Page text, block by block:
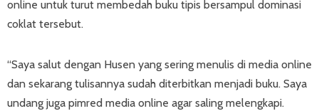
online untuk turut membedah buku tipis bersampul dominasi
coklat tersebut.
“Saya salut dengan Husen yang sering menulis di media online
dan sekarang tulisannya sudah diterbitkan menjadi buku. Saya
undang juga pimred media online agar saling melengkapi.